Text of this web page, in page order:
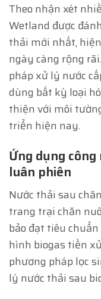
Theo nhận xét
Wetland được
thải mới nhất,
ngày càng rộng
pháp xử lý nước
dùng bất kỳ loại
thiện với môi
triển hiện nay.
Ứng dụng
luân phiên
Nước thải sau
trang trại chăn
bảo đạt tiêu
hình biogas tiền
phương pháp lọc
lý nước thải sau